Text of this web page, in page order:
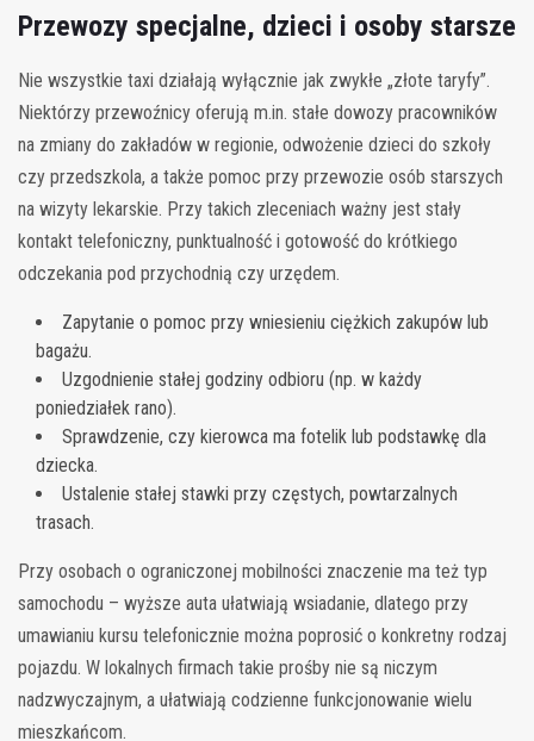
Przewozy specjalne, dzieci i osoby starsze
Nie wszystkie taxi działają wyłącznie jak zwykłe „złote taryfy”.
Niektórzy przewoźnicy oferują m.in. stałe dowozy pracowników
na zmiany do zakładów w regionie, odwożenie dzieci do szkoły
czy przedszkola, a także pomoc przy przewozie osób starszych
na wizyty lekarskie. Przy takich zleceniach ważny jest stały
kontakt telefoniczny, punktualność i gotowość do krótkiego
odczekania pod przychodnią czy urzędem.
Zapytanie o pomoc przy wniesieniu ciężkich zakupów lub
bagażu.
Uzgodnienie stałej godziny odbioru (np. w każdy
poniedziałek rano).
Sprawdzenie, czy kierowca ma fotelik lub podstawkę dla
dziecka.
Ustalenie stałej stawki przy częstych, powtarzalnych
trasach.
Przy osobach o ograniczonej mobilności znaczenie ma też typ
samochodu – wyższe auta ułatwiają wsiadanie, dlatego przy
umawianiu kursu telefonicznie można poprosić o konkretny rodzaj
pojazdu. W lokalnych firmach takie prośby nie są niczym
nadzwyczajnym, a ułatwiają codzienne funkcjonowanie wielu
mieszkańcom.